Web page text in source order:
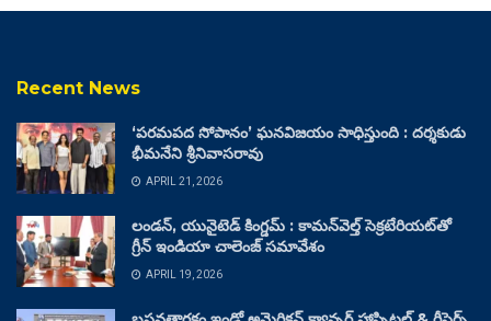
Recent News
‘పరమపద సోపానం’ ఘనవిజయం సాధిస్తుంది : దర్శకుడు
భీమనేని శ్రీనివాసరావు
APRIL 21, 2026
లండన్, యునైటెడ్ కింగ్డమ్ : కామన్‌వెల్త్ సెక్రటేరియట్‌తో
గ్రీన్ ఇండియా చాలెంజ్ సమావేశం
APRIL 19, 2026